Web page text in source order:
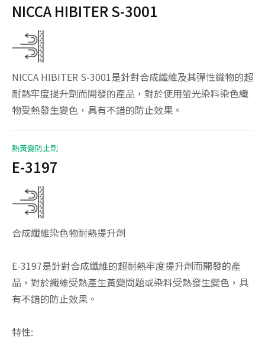
NICCA HIBITER S-3001
NICCA HIBITER S-3001是針對合成纖維及其彈性織物的超
耐熱牢度提升劑而開發的產品，對於使用螢光染料染色織
物受熱發生變色，具有不錯的防止效果。
熱黃變防止劑
E-3197
合成纖維染色物耐熱提升劑
E-3197是針對合成纖維的超耐熱牢度提升劑而開發的產
品，對於纖維受熱產生黃變問題或染料受熱發生變色，具
有不錯的防止效果。
特性:
系統認證
聯絡我們